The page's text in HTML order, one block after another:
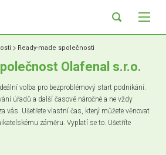
Ready-made společnosti
Olafenal s.r.o.
volba pro bezproblémový start podnikání.
úřadů a další časově náročné a ne vždy
vás. Ušetřete vlastní čas, který můžete věnovat
záměru. Vyplatí se to. Ušetříte